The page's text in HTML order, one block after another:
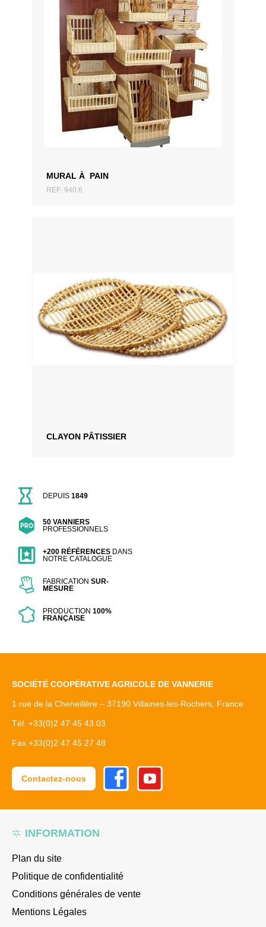
MURAL À PAIN
REF: 940.6
AJOUTER AU DEVIS
CLAYON PÂTISSIER
DEPUIS1849
50 VANNIERS
PROFESSIONNELS
+200 RÉFÉRENCES DANS
NOTRE CATALOGUE
FABRICATIONSUR-
MESURE
PRODUCTION100%
FRANÇAISE
INFORMATION
Plan du site
Politique de confidentialité
Conditions générales de vente
Mentions Légales
SOCIÉTÉ COOPÉRATIVE AGRICOLE DE VANNERIE
1 rue de la Cheneillère – 37190 Villaines-les-Rochers, France
Tél. +33(0)2 47 45 43 03
Fax +33(0)2 47 45 27 48
Contactez-nous
FacebookYoutube